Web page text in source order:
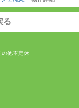
る
の他不定休